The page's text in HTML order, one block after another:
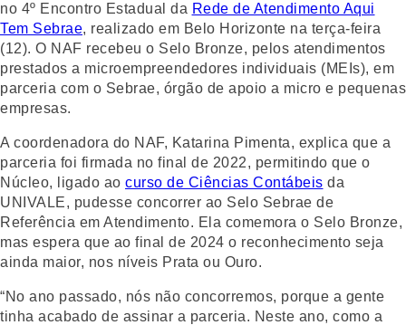
no 4º Encontro Estadual da Rede de Atendimento Aqui
Tem Sebrae, realizado em Belo Horizonte na terça-feira
(12). O NAF recebeu o Selo Bronze, pelos atendimentos
prestados a microempreendedores individuais (MEIs), em
parceria com o Sebrae, órgão de apoio a micro e pequenas
empresas.
A coordenadora do NAF, Katarina Pimenta, explica que a
parceria foi firmada no final de 2022, permitindo que o
Núcleo, ligado ao curso de Ciências Contábeis da
UNIVALE, pudesse concorrer ao Selo Sebrae de
Referência em Atendimento. Ela comemora o Selo Bronze,
mas espera que ao final de 2024 o reconhecimento seja
ainda maior, nos níveis Prata ou Ouro.
“No ano passado, nós não concorremos, porque a gente
tinha acabado de assinar a parceria. Neste ano, como a